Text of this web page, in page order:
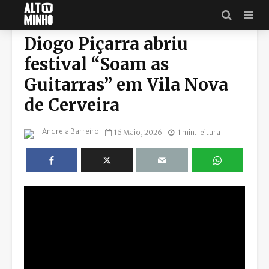
VILA NOVA DE CERVEIRA
Diogo Piçarra abriu
festival “Soam as
Guitarras” em Vila Nova
de Cerveira
Andreia Barreiro 16 Maio, 2026 1 min. leitura